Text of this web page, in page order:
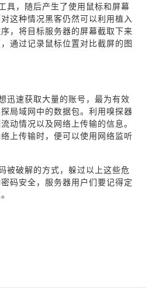
具，随后产生了使用鼠标和屏幕
这种情况黑客仍然可以利用植入
，将目标服务器的屏幕截取下来
通过记录鼠标位置对比截屏的图
迅速获取大量的账号，最为有效
局域网中的数据包。利用嗅探器
动情况以及网络上传输的信息。
上传输时，便可以使用网络监听
被破解的方式，躲过以上这些危
码安全，服务器用户们要记得定